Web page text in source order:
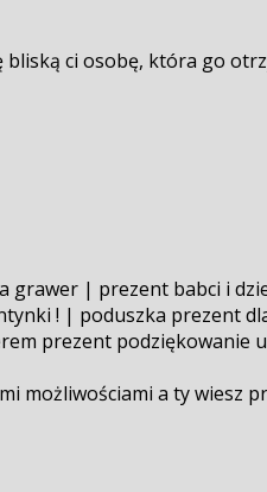
bliską ci osobę, która go
grawer | prezent babci i
! | poduszka prezent
prezent podziękowanie
możliwościami a ty wiesz